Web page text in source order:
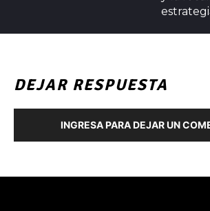
DEJAR RESPUESTA
INGRESA PARA DEJAR UN